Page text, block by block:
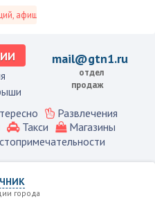
событий и не только это.
mail@gtn1.ru
отдел
продаж
Развлечения
Такси
Магазины
города